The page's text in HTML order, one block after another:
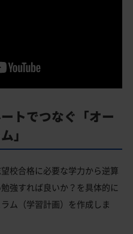
トでつなぐ「オー
」
校合格に必要な学力から逆算
強すれば良いか？を具体的に
ム（学習計画）を作成しま